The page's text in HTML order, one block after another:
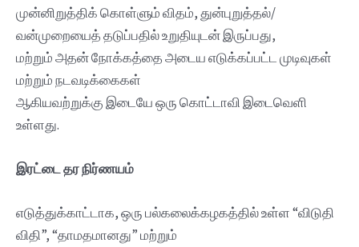
முன்னிறுத்திக் கொள்ளும் விதம், துன்புறுத்தல்/
வன்முறையைத் தடுப்பதில் உறுதியுடன் இருப்பது,
மற்றும் அதன் நோக்கத்தை அடைய எடுக்கப்பட்ட முடிவுகள்
மற்றும் நடவடிக்கைகள்
ஆகியவற்றுக்கு இடையே ஒரு கொட்டாவி இடைவெளி
உள்ளது.
இரட்டை தர நிர்ணயம்
எடுத்துக்காட்டாக, ஒரு பல்கலைக்கழகத்தில் உள்ள “விடுதி
விதி”, “தாமதமானது” மற்றும்